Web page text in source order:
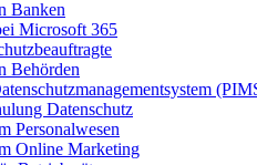
Banken
Microsoft 365
Behörden
Datenschutz
Personalwesen
Online Marketing